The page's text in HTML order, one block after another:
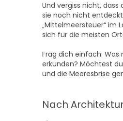
Und vergiss nicht, dass
sie noch nicht
„Mittelmeersteuer“ im
sich für die meisten
Frag dich einfach:
erkunden? Möchtest
und die Meeresbrise
Nach